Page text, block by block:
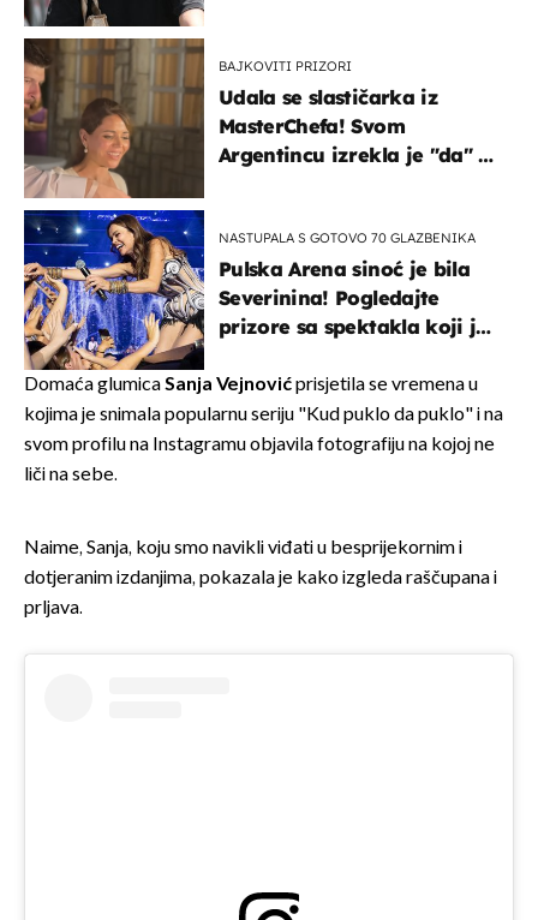
BAJKOVITI PRIZORI
Udala se slastičarka iz
MasterChefa! Svom
Argentincu izrekla je "da" u
NASTUPALA S GOTOVO 70 GLAZBENIKA
Pulska Arena sinoć je bila
Severinina! Pogledajte
prizore sa spektakla koji je
ranije
Domaća glumicaSanja Vejnovićprisjetila se vremena u
kojima je snimala popularnu seriju "Kud puklo da puklo" i na
svom profilu na Instagramu objavila fotografiju na kojoj ne
liči na sebe.
Naime, Sanja, koju smo navikli viđati u besprijekornim i
dotjeranim izdanjima, pokazala je kako izgleda raščupana i
prljava.